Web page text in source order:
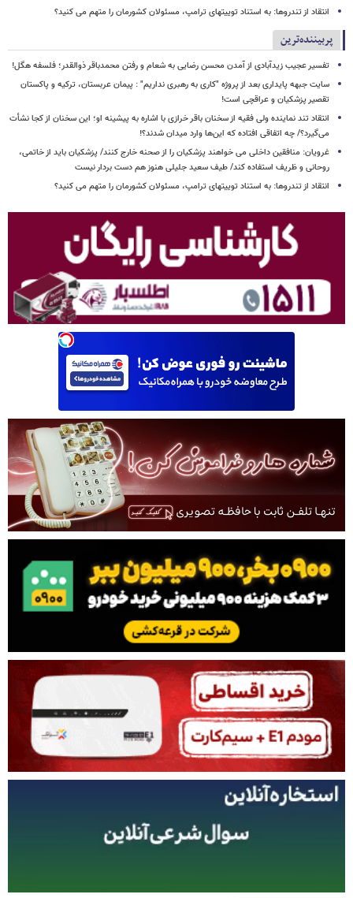
انتقاد از تندروها: به استناد توییتهای ترامپ، مسئولان کشورمان را متهم می کنید؟
پربیننده‌ترین
تفسیر عجیب زیدآبادی از آمدن محسن رضایی به شعام و رفتن محمدباقر ذوالقدر؛ فلسفه هگل!
سایت جبهه پایداری بعد از پروژه "کاری به رهبری نداریم" : پیمان عربستان، ترکیه و پاکستان
تقصیر پزشکیان و عراقچی است!
انتقاد تند نماینده ولی فقیه از سخنان باقر خرازی با اشاره به پیشینه او؛ این سخنان از کجا نشأت
می‌گیرد؟/ چه اتفاقی افتاده که این‌ها وارد میدان شدند؟!
غرویان: منافقین داخلی می خواهند پزشکیان را از صحنه خارج کنند/ پزشکیان باید از خاتمی،
روحانی و ظریف استفاده کند/ طیف سعید جلیلی هنوز هم دست بردار نیست
انتقاد از تندروها: به استناد توییتهای ترامپ، مسئولان کشورمان را متهم می کنید؟